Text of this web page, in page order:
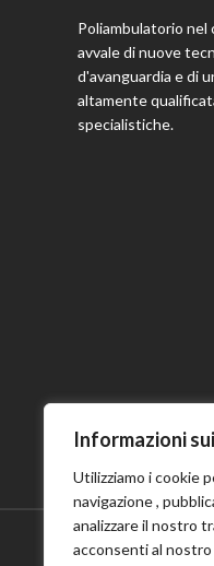
Informazioni
Utilizziamo i cookie
navigazione ,
analizzare il nostro
acconsenti al nostro
Poliambulatorio nel
avvale di nuove
d'avanguardia e di
altamente
specialistiche.